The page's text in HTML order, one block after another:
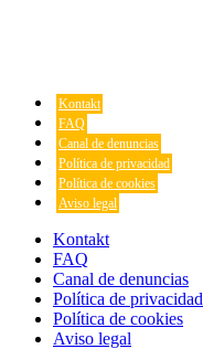
Kontakt
FAQ
Canal de denuncias
Política de privacidad
Política de cookies
Aviso legal
Kontakt
FAQ
Canal de denuncias
Política de privacidad
Política de cookies
Aviso legal